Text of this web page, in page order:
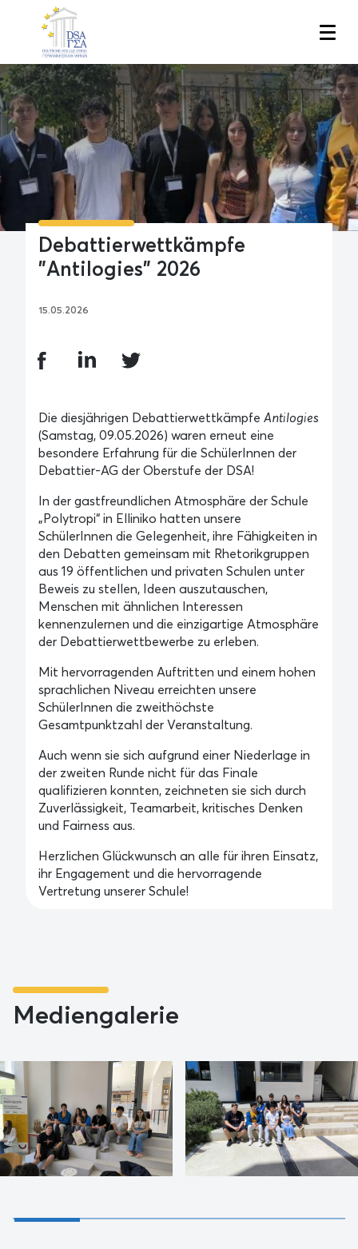
content
Debattierwettkämpfe
"Antilogies" 2026
15.05.2026
Die diesjährigen Debattierwettkämpfe Antilogies
(Samstag, 09.05.2026) waren erneut eine
besondere Erfahrung für die SchülerInnen der
Debattier-AG der Oberstufe der DSA!
In der gastfreundlichen Atmosphäre der Schule
„Polytropi“ in Elliniko hatten unsere
SchülerInnen die Gelegenheit, ihre Fähigkeiten in
den Debatten gemeinsam mit Rhetorikgruppen
aus 19 öffentlichen und privaten Schulen unter
Beweis zu stellen, Ideen auszutauschen,
Menschen mit ähnlichen Interessen
kennenzulernen und die einzigartige Atmosphäre
der Debattierwettbewerbe zu erleben.
Mit hervorragenden Auftritten und einem hohen
sprachlichen Niveau erreichten unsere
SchülerInnen die zweithöchste
Gesamtpunktzahl der Veranstaltung.
Auch wenn sie sich aufgrund einer Niederlage in
der zweiten Runde nicht für das Finale
qualifizieren konnten, zeichneten sie sich durch
Zuverlässigkeit, Teamarbeit, kritisches Denken
und Fairness aus.
Herzlichen Glückwunsch an alle für ihren Einsatz,
ihr Engagement und die hervorragende
Vertretung unserer Schule!
Mediengalerie